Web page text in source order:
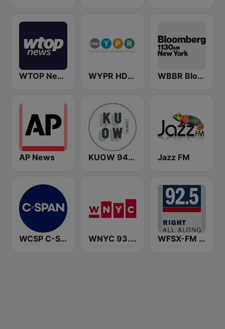
WTOP News WYPR HD2 BBC World Service WBBR Bloomberg 1130
AP News KUOW 94.9 FM Jazz FM
WCSP C-SPAN Radio WNYC 93.9 FM WFSX-FM 92.5 Right All Along (US Only)